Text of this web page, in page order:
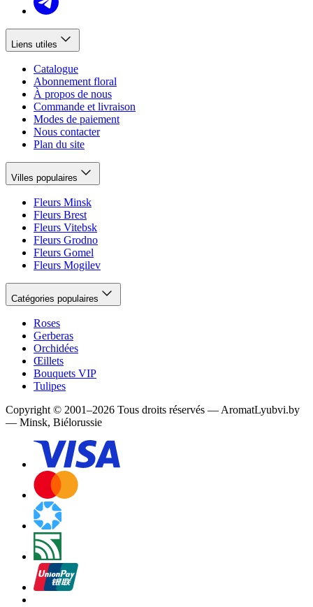
Liens utiles
Catalogue
Abonnement floral
À propos de nous
Commande et livraison
Modes de paiement
Nous contacter
Plan du site
Villes populaires
Fleurs Minsk
Fleurs Brest
Fleurs Vitebsk
Fleurs Grodno
Fleurs Gomel
Fleurs Mogilev
Catégories populaires
Roses
Gerberas
Orchidées
Œillets
Bouquets VIP
Tulipes
Copyright © 2001–2026 Tous droits réservés — AromatLyubvi.by
— Minsk, Biélorussie